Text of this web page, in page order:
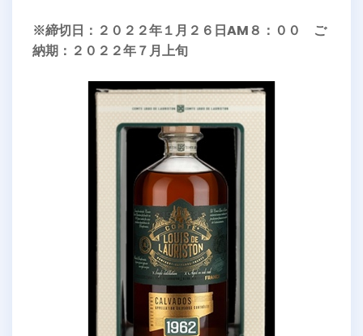
※締切日：２０２２年１月２６日AM８：００ ご
納期：２０２２年７月上旬